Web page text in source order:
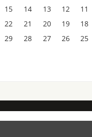
11
12
13
14
15
18
19
20
21
22
25
26
27
28
29